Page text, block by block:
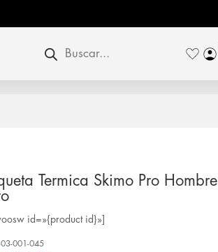
productos
Termica Skimo Pro Hombre
id=»{product id}»]
03-001-045